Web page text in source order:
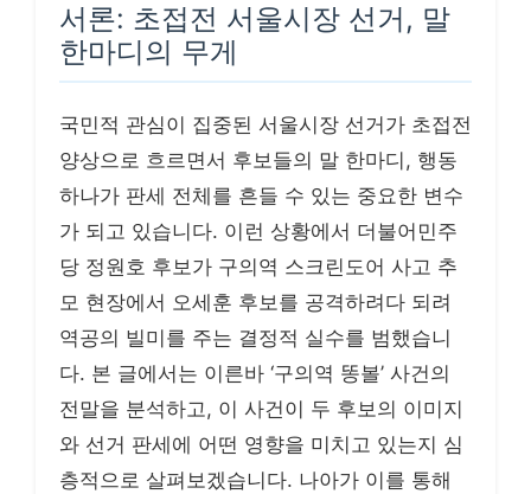
서론: 초접전 서울시장 선거, 말
한마디의 무게
국민적 관심이 집중된 서울시장 선거가 초접전
양상으로 흐르면서 후보들의 말 한마디, 행동
하나가 판세 전체를 흔들 수 있는 중요한 변수
가 되고 있습니다. 이런 상황에서 더불어민주
당 정원호 후보가 구의역 스크린도어 사고 추
모 현장에서 오세훈 후보를 공격하려다 되려
역공의 빌미를 주는 결정적 실수를 범했습니
다. 본 글에서는 이른바 ‘구의역 똥볼’ 사건의
전말을 분석하고, 이 사건이 두 후보의 이미지
와 선거 판세에 어떤 영향을 미치고 있는지 심
층적으로 살펴보겠습니다. 나아가 이를 통해